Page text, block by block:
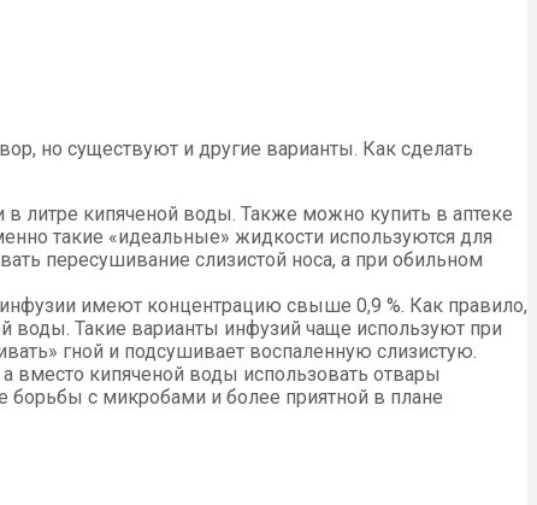
но существуют и другие варианты. Как сделать
литре кипяченой воды. Также можно купить в аптеке
такие «идеальные» жидкости используются для
пересушивание слизистой носа, а при обильном
имеют концентрацию свыше 0,9 %. Как правило,
воды. Такие варианты инфузий чаще используют при
гной и подсушивает воспаленную слизистую.
вместо кипяченой воды использовать отвары
с микробами и более приятной в плане